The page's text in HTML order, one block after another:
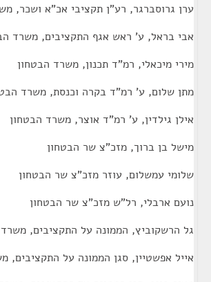
ערן גרוסברגר, רע"ן תקציבי אכ"א ושכר,
אבי בראל, ע' ראש אגף התקציבים, משרד
מירי מיכאלי, רמ"ד תכנון, משרד הבטחון
מתן שלום, ע' רמ"ד בקרה וכנסת, משרד
אילן גילדין, ע' רמ"ד אוצר, משרד הבטחון
מישל בן ברוך, מזכ"צ שר הבטחון
שלומי עמשלום, עוזר מזכ"צ שר הבטחון
נועם ארבלי, רל"ש מזכ"צ שר הבטחון
גל הרשקוביץ, הממונה על התקציבים,
אייל אפשטיין, סגן הממונה על התקציבים,